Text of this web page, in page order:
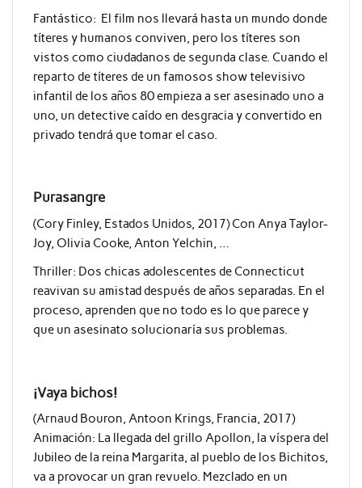
Fantástico: El film nos llevará hasta un mundo donde
títeres y humanos conviven, pero los títeres son
vistos como ciudadanos de segunda clase. Cuando el
reparto de títeres de un famosos show televisivo
infantil de los años 80 empieza a ser asesinado uno a
uno, un detective caído en desgracia y convertido en
privado tendrá que tomar el caso.
Purasangre
(Cory Finley, Estados Unidos, 2017) Con Anya Taylor-
Joy, Olivia Cooke, Anton Yelchin, …
Thriller: Dos chicas adolescentes de Connecticut
reavivan su amistad después de años separadas. En el
proceso, aprenden que no todo es lo que parece y
que un asesinato solucionaría sus problemas.
¡Vaya bichos!
(Arnaud Bouron, Antoon Krings, Francia, 2017)
Animación: La llegada del grillo Apollon, la víspera del
Jubileo de la reina Margarita, al pueblo de los Bichitos,
va a provocar un gran revuelo. Mezclado en un